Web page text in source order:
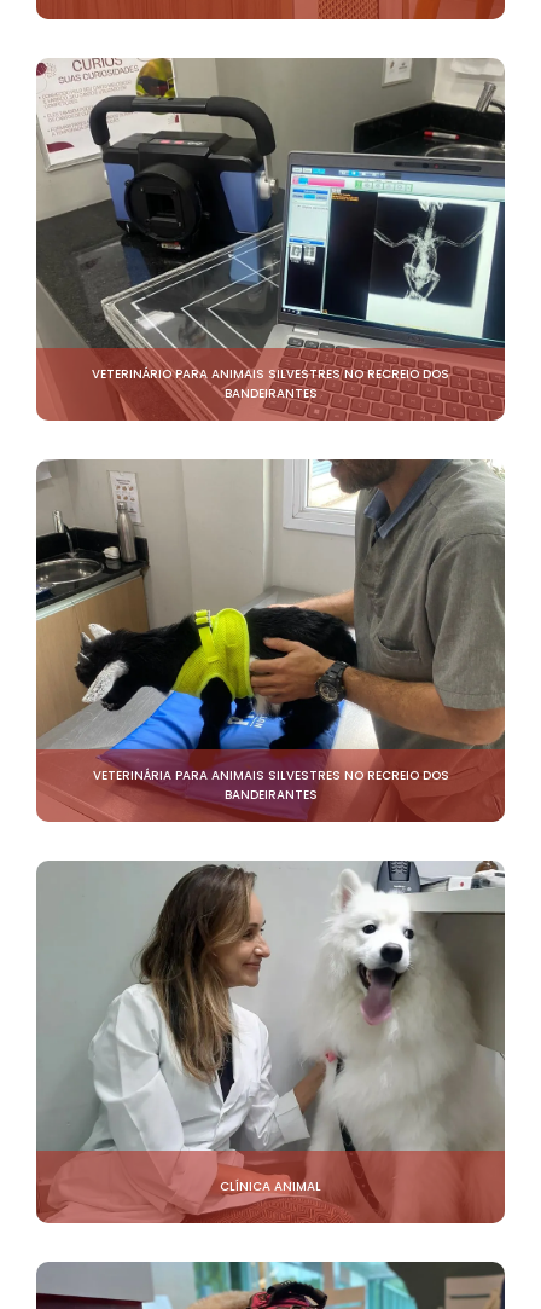
VETERINÁRIO PARA ANIMAIS SILVESTRES NO RECREIO DOS
BANDEIRANTES
VETERINÁRIA PARA ANIMAIS SILVESTRES NO RECREIO DOS
BANDEIRANTES
CLÍNICA ANIMAL